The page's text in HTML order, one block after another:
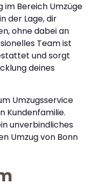
im Bereich Umzüge
der Lage, dir
ohne dabei an
Team ist
und sorgt
deines
Umzugsservice
Kundenfamilie.
unverbindliches
Umzug von Bonn